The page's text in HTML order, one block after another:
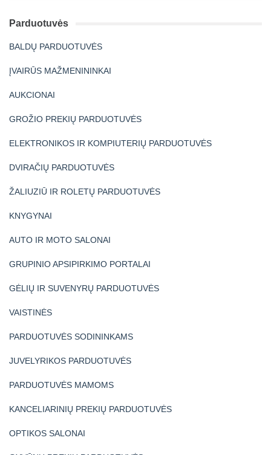
Parduotuvės
BALDŲ PARDUOTUVĖS
ĮVAIRŪS MAŽMENININKAI
AUKCIONAI
GROŽIO PREKIŲ PARDUOTUVĖS
ELEKTRONIKOS IR KOMPIUTERIŲ PARDUOTUVĖS
DVIRAČIŲ PARDUOTUVĖS
ŽALIUZIŪ IR ROLETŲ PARDUOTUVĖS
KNYGYNAI
AUTO IR MOTO SALONAI
GRUPINIO APSIPIRKIMO PORTALAI
GĖLIŲ IR SUVENYRŲ PARDUOTUVĖS
VAISTINĖS
PARDUOTUVĖS SODININKAMS
JUVELYRIKOS PARDUOTUVĖS
PARDUOTUVĖS MAMOMS
KANCELIARINIŲ PREKIŲ PARDUOTUVĖS
OPTIKOS SALONAI